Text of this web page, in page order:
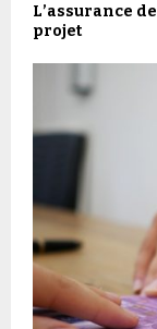
L’assurance
projet